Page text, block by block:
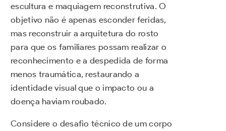
escultura e maquiagem reconstrutiva. O
objetivo não é apenas esconder feridas,
mas reconstruir a arquitetura do rosto
para que os familiares possam realizar o
reconhecimento e a despedida de forma
menos traumática, restaurando a
identidade visual que o impacto ou a
doença haviam roubado.
Considere o desafio técnico de um corpo